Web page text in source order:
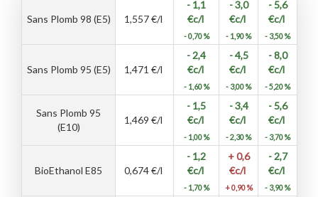
Sans Plomb 98 (E5) 1,557€/l
- 1,1
€c/l
- 0,70 %
- 3,0
€c/l
- 1,90 %
- 5,6
€c/l
- 3,50 %
Sans Plomb 95 (E5) 1,471 €/l
- 2,4
€c/l
- 1,60 %
- 4,5
€c/l
- 3,00 %
- 8,0
€c/l
- 5,20 %
Sans Plomb 95
(E10)
1,469 €/l
- 1,5
€c/l
- 1,00 %
- 3,4
€c/l
- 2,30 %
- 5,6
€c/l
- 3,70 %
BioEthanol E85 0,674€/l
- 1,2
€c/l
- 1,70 %
+ 0,6
€c/l
+ 0,90 %
- 2,7
€c/l
- 3,90 %